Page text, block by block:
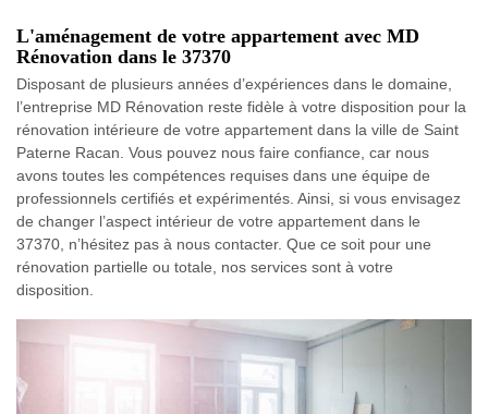
L'aménagement de votre appartement avec MD
Rénovation dans le 37370
Disposant de plusieurs années d’expériences dans le domaine,
l’entreprise MD Rénovation reste fidèle à votre disposition pour la
rénovation intérieure de votre appartement dans la ville de Saint
Paterne Racan. Vous pouvez nous faire confiance, car nous
avons toutes les compétences requises dans une équipe de
professionnels certifiés et expérimentés. Ainsi, si vous envisagez
de changer l’aspect intérieur de votre appartement dans le
37370, n’hésitez pas à nous contacter. Que ce soit pour une
rénovation partielle ou totale, nos services sont à votre
disposition.